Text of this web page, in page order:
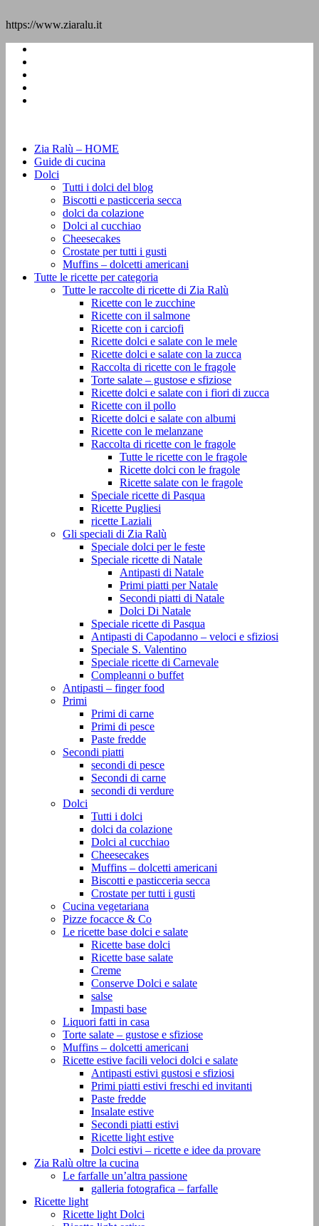
https://www.ziaralu.it
Zia Ralù – HOME
Guide di cucina
Dolci
Tutti i dolci del blog
Biscotti e pasticceria secca
dolci da colazione
Dolci al cucchiao
Cheesecakes
Crostate per tutti i gusti
Muffins – dolcetti americani
Tutte le ricette per categoria
Tutte le raccolte di ricette di Zia Ralù
Ricette con le zucchine
Ricette con il salmone
Ricette con i carciofi
Ricette dolci e salate con le mele
Ricette dolci e salate con la zucca
Raccolta di ricette con le fragole
Torte salate – gustose e sfiziose
Ricette dolci e salate con i fiori di zucca
Ricette con il pollo
Ricette dolci e salate con albumi
Ricette con le melanzane
Raccolta di ricette con le fragole
Tutte le ricette con le fragole
Ricette dolci con le fragole
Ricette salate con le fragole
Speciale ricette di Pasqua
Ricette Pugliesi
ricette Laziali
Gli speciali di Zia Ralù
Speciale dolci per le feste
Speciale ricette di Natale
Antipasti di Natale
Primi piatti per Natale
Secondi piatti di Natale
Dolci Di Natale
Speciale ricette di Pasqua
Antipasti di Capodanno – veloci e sfiziosi
Speciale S. Valentino
Speciale ricette di Carnevale
Compleanni o buffet
Antipasti – finger food
Primi
Primi di carne
Primi di pesce
Paste fredde
Secondi piatti
secondi di pesce
Secondi di carne
secondi di verdure
Dolci
Tutti i dolci
dolci da colazione
Dolci al cucchiao
Cheesecakes
Muffins – dolcetti americani
Biscotti e pasticceria secca
Crostate per tutti i gusti
Cucina vegetariana
Pizze focacce & Co
Le ricette base dolci e salate
Ricette base dolci
Ricette base salate
Creme
Conserve Dolci e salate
salse
Impasti base
Liquori fatti in casa
Torte salate – gustose e sfiziose
Muffins – dolcetti americani
Ricette estive facili veloci dolci e salate
Antipasti estivi gustosi e sfiziosi
Primi piatti estivi freschi ed invitanti
Paste fredde
Insalate estive
Secondi piatti estivi
Ricette light estive
Dolci estivi – ricette e idee da provare
Zia Ralù oltre la cucina
Le farfalle un’altra passione
galleria fotografica – farfalle
Ricette light
Ricette light Dolci